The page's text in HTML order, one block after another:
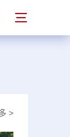
站内搜索
>